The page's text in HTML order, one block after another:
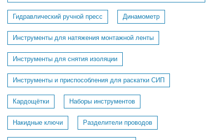
Гидравлический ручной пресс Динамометр
Инструменты для натяжения монтажной ленты
Инструменты для снятия изоляции
Инструменты и приспособления для раскатки СИП
Кардощётки Наборы инструментов
Накидные ключи Разделители проводов